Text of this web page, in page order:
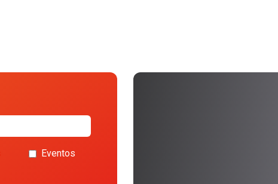
Eventos